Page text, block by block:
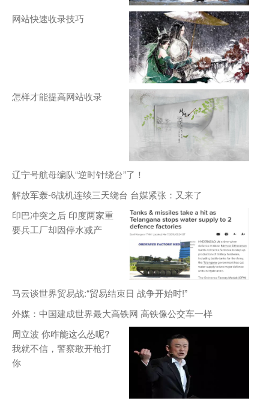
网站快速收录技巧
怎样才能提高网站收录
辽宁号航母编队“逆时针绕台”了！
解放军轰-6战机连续三天绕台 台媒紧张：又来了
印巴冲突之后 印度两家重
要兵工厂却因停水减产
马云谈世界贸易战:“贸易结束日 战争开始时!”
外媒：中国建成世界最大高铁网 高铁像公交车一样
周立波 你咋能这么怂呢?
我就不信，警察敢开枪打
你